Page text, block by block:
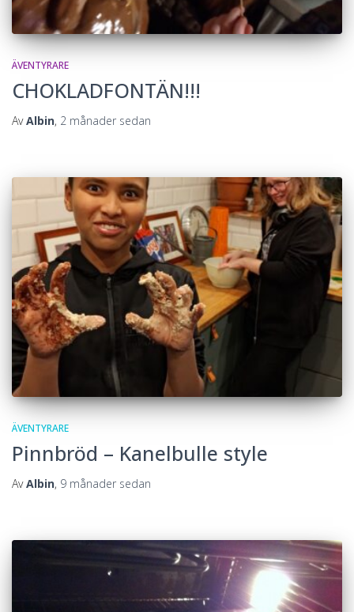
ÄVENTYRARE
CHOKLADFONTÄN!!!
AvAlbin, 2 månader sedan
ÄVENTYRARE
Pinnbröd – Kanelbulle style
AvAlbin, 9 månader sedan